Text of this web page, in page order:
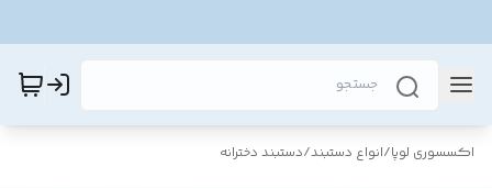
اکسسوری لوپا/انواع دستبند/دستبند دخترانه